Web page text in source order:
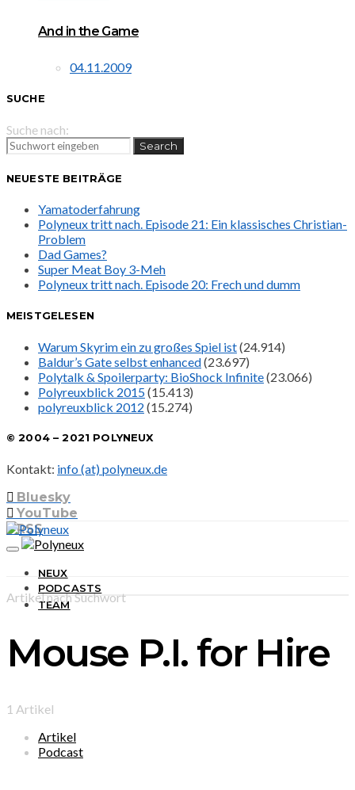
And in the Game
04.11.2009
SUCHE
Suche nach:
Search
NEUESTE BEITRÄGE
Yamatoderfahrung
Polyneux tritt nach. Episode 21: Ein klassisches Christian-
Problem
Dad Games?
Super Meat Boy 3-Meh
Polyneux tritt nach. Episode 20: Frech und dumm
MEISTGELESEN
Warum Skyrim ein zu großes Spiel ist(24.914)
Baldur’s Gate selbst enhanced(23.697)
Polytalk & Spoilerparty: BioShock Infinite(23.066)
Polyreuxblick 2015(15.413)
polyreuxblick 2012 (15.274)
© 2004 – 2021 POLYNEUX
Kontakt: info (at) polyneux.de
Bluesky
YouTube
RSS
NEUX
PODCASTS
TEAM
Artikel nach Suchwort
Mouse P.I. for Hire
1 Artikel
Artikel
Podcast